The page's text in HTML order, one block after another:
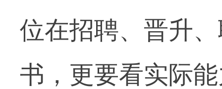
位在招聘、晋升
书，更要看实际